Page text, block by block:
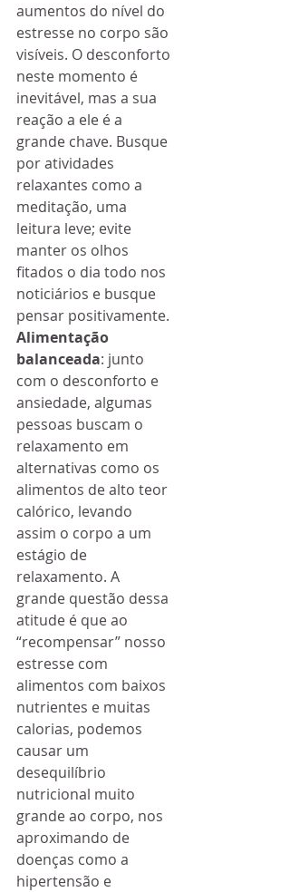
aumentos do nível do
estresse no corpo são
visíveis. O desconforto
neste momento é
inevitável, mas a sua
reação a ele é a
grande chave. Busque
por atividades
relaxantes como a
meditação, uma
leitura leve; evite
manter os olhos
fitados o dia todo nos
noticiários e busque
pensar positivamente.
Alimentação
balanceada: junto
com o desconforto e
ansiedade, algumas
pessoas buscam o
relaxamento em
alternativas como os
alimentos de alto teor
calórico, levando
assim o corpo a um
estágio de
relaxamento. A
grande questão dessa
atitude é que ao
“recompensar” nosso
estresse com
alimentos com baixos
nutrientes e muitas
calorias, podemos
causar um
desequilíbrio
nutricional muito
grande ao corpo, nos
aproximando de
doenças como a
hipertensão e